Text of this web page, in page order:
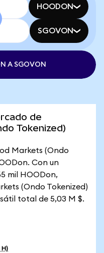
HOODON
SGOVON
A SGOVON
de
Tokenized)
Markets (Ondo
Con un
mil HOODon,
(Ondo Tokenized)
total de 5,03 M $.
H)